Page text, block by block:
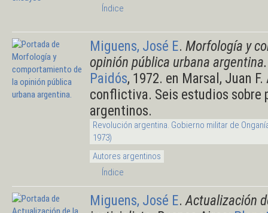
Índice
Miguens, José E. Morfología y
opinión pública urbana argentina.
Paidós, 1972. en Marsal, Juan
conflictiva. Seis estudios sobre
argentinos.
Revolución argentina. Gobierno militar de
1973)
Autores argentinos
Índice
Miguens, José E. Actualización